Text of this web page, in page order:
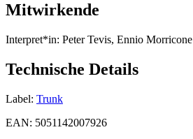
Mitwirkende
Interpret*in: Peter Tevis, Ennio Morricone
Technische Details
Label: Trunk
EAN: 5051142007926